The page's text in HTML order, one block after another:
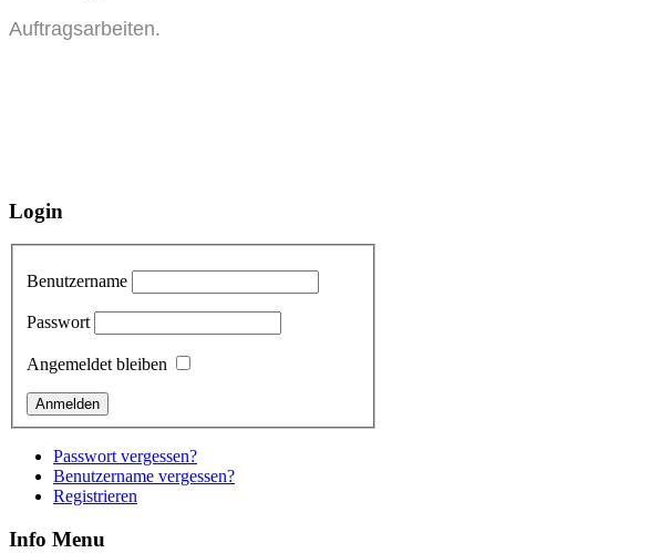
Auftragsarbeiten.
Login
Benutzername
Passwort
Angemeldet bleiben
Passwort vergessen?
Benutzername vergessen?
Registrieren
Info Menu